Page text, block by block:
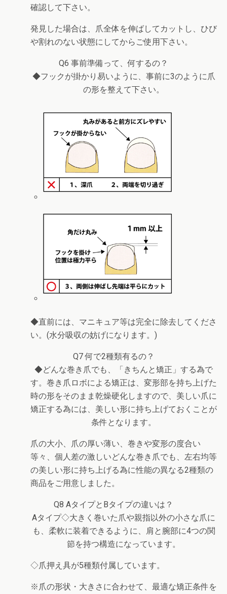
確認して下さい。
発見した場合は、爪全体を伸ばしてカットし、ひび
や割れのない状態にしてからご使用下さい。
Q6 事前準備って、何するの？
◆フックが掛かり易いように、事前に3のように爪
の形を整えて下さい。
◆直前には、マニキュア等は完全に除去してくださ
い。(水分吸収の妨げになります。)
Q7 何で2種類有るの？
◆どんな巻き爪でも、「きちんと矯正」する為で
す。巻き爪ロボによる矯正は、変形部を持ち上げた
時の形をそのまま乾燥硬化しますので、美しい爪に
矯正する為には、美しい形に持ち上げておくことが
条件となります。
爪の大小、爪の厚い薄い、巻きや変形の度合い
等々、個人差の激しいどんな巻き爪でも、左右均等
の美しい形に持ち上げる為に性能の異なる2種類の
商品をご用意しました。
Q8 AタイプとBタイプの違いは？
Aタイプ◇大きく巻いた爪や親指以外の小さな爪に
も、柔軟に装着できるように、肩と腕部に4つの関
節を持つ構造になっています。
◇爪押え具が5種類付属しています。
※爪の形状・大きさに合わせて、最適な矯正条件を